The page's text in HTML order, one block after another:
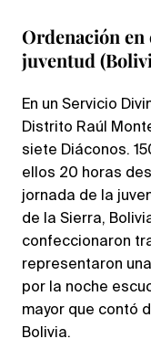
Ordenación
juventud
En un Servicio
Distrito Raúl
siete Diáconos.
ellos 20 horas
jornada de la
de la Sierra,
confeccionaron
representaron
por la noche
mayor que contó
Bolivia.